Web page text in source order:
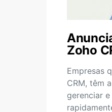
Zoho
Empresas
CRM, têm
gerenciar